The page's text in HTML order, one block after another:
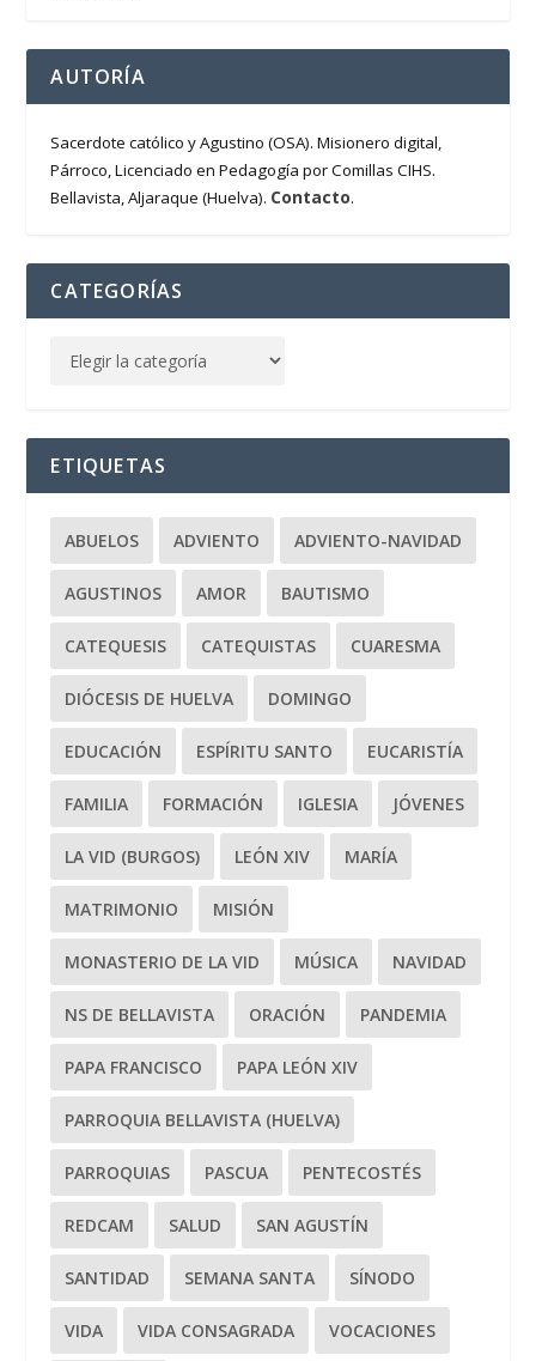
AUTORÍA
Sacerdote católico y Agustino (OSA). Misionero digital,
Párroco, Licenciado en Pedagogía por Comillas CIHS.
Bellavista, Aljaraque (Huelva). Contacto.
CATEGORÍAS
ETIQUETAS
ABUELOS ADVIENTO ADVIENTO-NAVIDAD
AGUSTINOS AMOR BAUTISMO
CATEQUESIS CATEQUISTAS CUARESMA
DIÓCESIS DE HUELVA DOMINGO
EDUCACIÓN ESPÍRITU SANTO EUCARISTÍA
FAMILIA FORMACIÓN IGLESIA JÓVENES
LA VID (BURGOS) LEÓN XIV MARÍA
MATRIMONIO MISIÓN
MONASTERIO DE LA VID MÚSICA NAVIDAD
NS DE BELLAVISTA ORACIÓN PANDEMIA
PAPA FRANCISCO PAPA LEÓN XIV
PARROQUIA BELLAVISTA (HUELVA)
PARROQUIAS PASCUA PENTECOSTÉS
REDCAM SALUD SAN AGUSTÍN
SANTIDAD SEMANA SANTA SÍNODO
VIDA VIDA CONSAGRADA VOCACIONES